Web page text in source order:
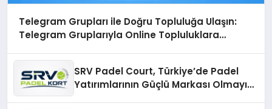
Telegram Grupları ile Doğru Topluluğa Ulaşın:
Telegram Gruplarıyla Online Topluluklara
SRV Padel Court, Türkiye’de Padel
Yatırımlarının Güçlü Markası Olmayı